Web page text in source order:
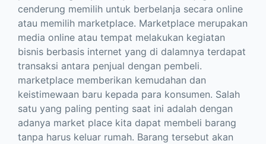
cenderung memilih untuk berbelanja secara online
atau memilih marketplace. Marketplace merupakan
media online atau tempat melakukan kegiatan
bisnis berbasis internet yang di dalamnya terdapat
transaksi antara penjual dengan pembeli.
marketplace memberikan kemudahan dan
keistimewaan baru kepada para konsumen. Salah
satu yang paling penting saat ini adalah dengan
adanya market place kita dapat membeli barang
tanpa harus keluar rumah. Barang tersebut akan